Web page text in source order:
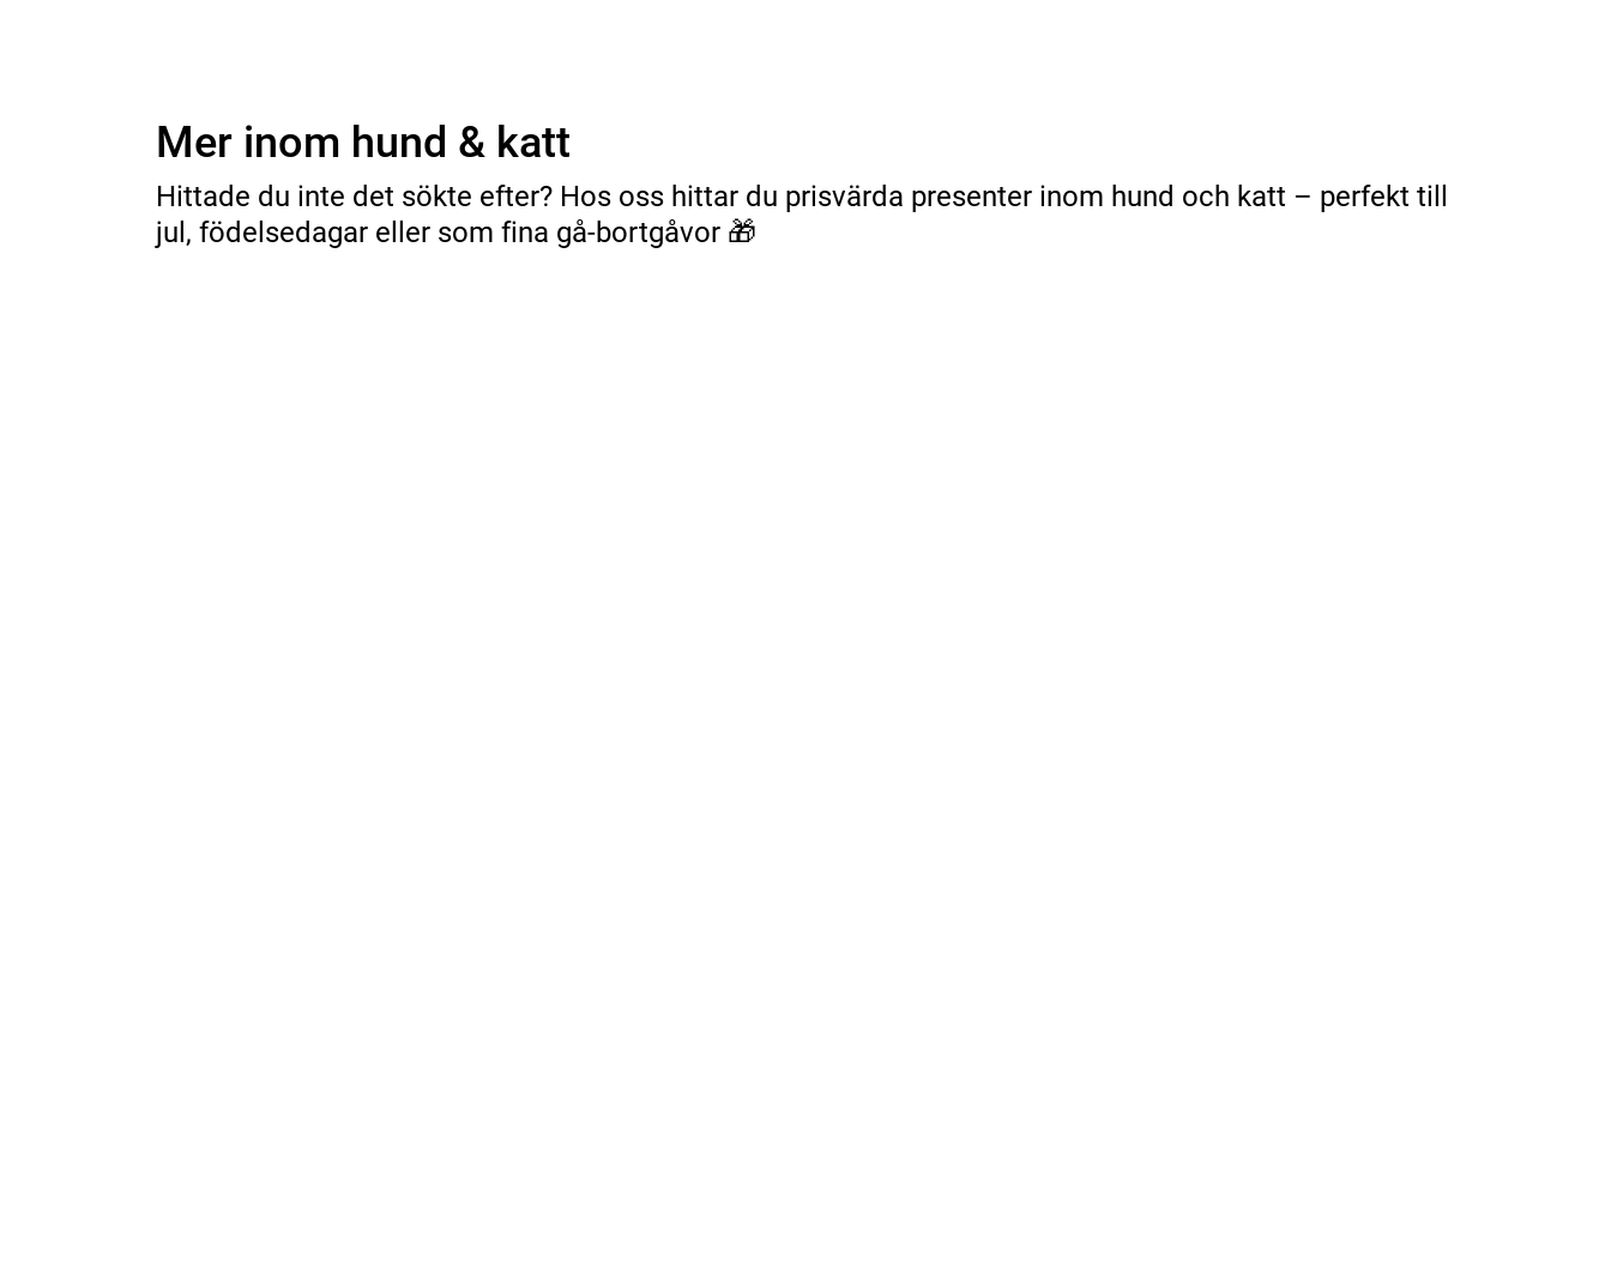
Mer inom hund & katt
Hittade du inte det sökte efter? Hos oss hittar du prisvärda presenter inom hund och katt – perfekt till
jul, födelsedagar eller som fina gå-bortgåvor 🎁